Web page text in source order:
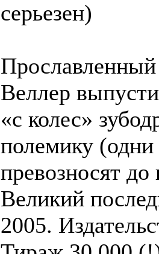
серьезен)
Веллер
«с колес»
полемику (одни
превозносят
Великий
2005.